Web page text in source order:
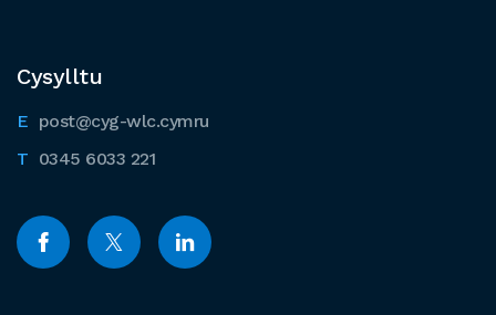
Cysylltu
post@cyg-wlc.cymru
0345 6033 221